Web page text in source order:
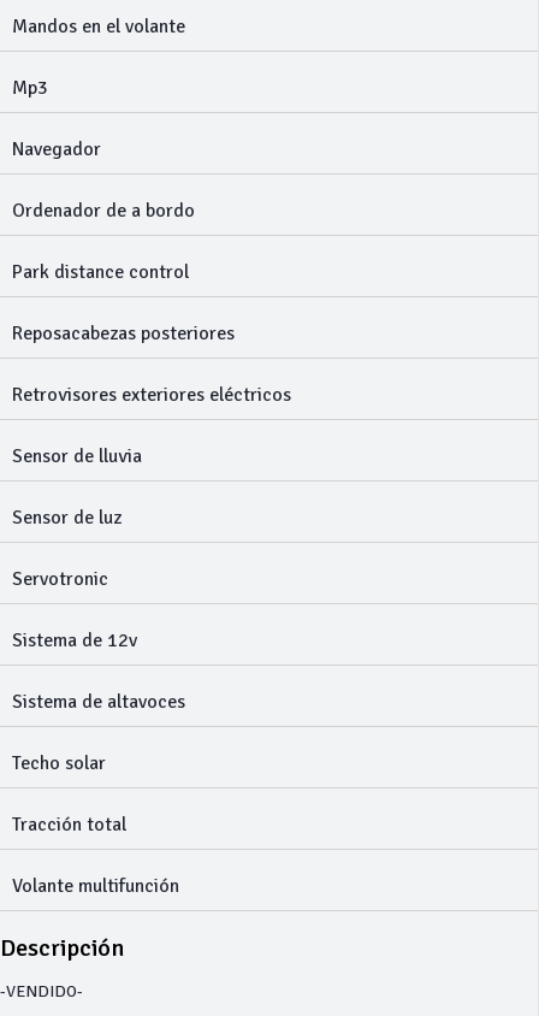
Mandos en el volante
Mp3
Navegador
Ordenador de a bordo
Park distance control
Reposacabezas posteriores
Retrovisores exteriores eléctricos
Sensor de lluvia
Sensor de luz
Servotronic
Sistema de 12v
Sistema de altavoces
Techo solar
Tracción total
Volante multifunción
Descripción
-VENDIDO-